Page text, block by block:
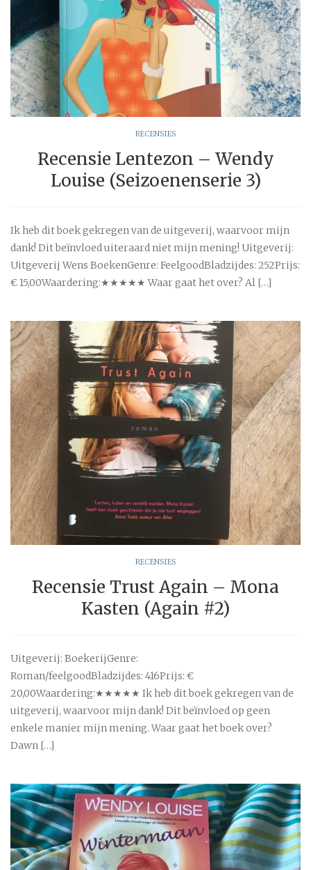
RECENSIES
Recensie Lentezon – Wendy
Louise (Seizoenenserie 3)
Ik heb dit boek gekregen van de uitgeverij, waarvoor mijn
dank! Dit beïnvloed uiteraard niet mijn mening! Uitgeverij:
Uitgeverij Wens BoekenGenre: FeelgoodBladzijdes: 252Prijs:
€ 15,00Waardering:★★★★★ Waar gaat het over? Al […]
RECENSIES
Recensie Trust Again – Mona
Kasten (Again #2)
Uitgeverij: BoekerijGenre:
Roman/feelgoodBladzijdes: 416Prijs: €
20,00Waardering:★★★★★ Ik heb dit boek gekregen van de
uitgeverij, waarvoor mijn dank! Dit beïnvloed op geen
enkele manier mijn mening. Waar gaat het boek over?
Dawn […]